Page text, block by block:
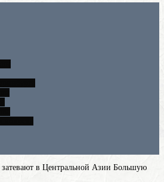
в Центральной Азии Большую